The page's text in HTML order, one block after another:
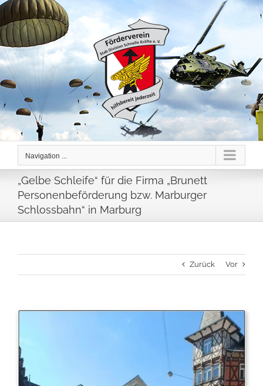
Skip
content
Navigation ...
„Gelbe Schleife“ für die Firma „Brunett
Personenbeförderung bzw. Marburger
Schlossbahn“ in Marburg
Zurück Vor